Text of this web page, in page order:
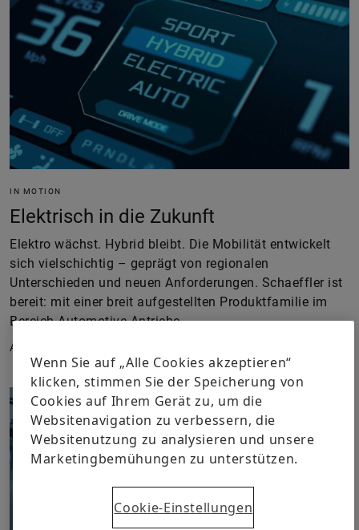
IN MOTION
Elektrisch in die Zukunft
Elektro wächst. Hybrid bleibt. Die Mobilität entwickelt
sich vielschichtig – geprägt von regionalen
Unterschieden und neuen Anforderungen. Schaeffler ist
bereit: mit einer breit aufgestellten Produktfamilie im
Bereich Automotive-Antriebe.
April 2026
Wenn Sie auf „Alle Cookies akzeptieren“
klicken, stimmen Sie der Speicherung von
Cookies auf Ihrem Gerät zu, um die
Websitenavigation zu verbessern, die
Websitenutzung zu analysieren und unsere
Marketingbemühungen zu unterstützen.
Cookie-Einstellungen